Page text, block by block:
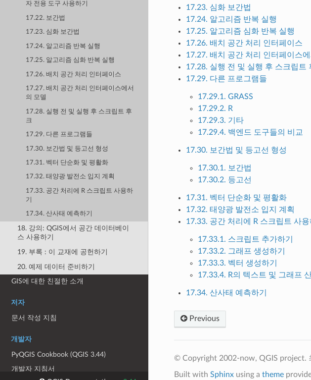
자 전용 도구 사용하기
17.22. 보간법
17.23. 심화 보간법
17.24. 알고리즘 반복 실행
17.25. 알고리즘 심화 반복 실행
17.26. 배치 공간 처리 인터페이스
17.27. 배치 공간 처리 인터페이스에서
의 모델
17.28. 실행 전 및 실행 후 스크립트 후
크
17.29. 다른 프로그램들
17.30. 보간법 및 등고선 형성
17.31. 벡터 단순화 및 평활화
17.32. 태양광 발전소 입지 계획
17.33. 공간 처리에 R 스크립트 사용하
기
17.34. 산사태 예측하기
18. 강의: QGIS에서 공간 데이터베이
스 사용하기
19. 부록 : 이 교재에 공헌하기
20. 예제 데이터 준비하기
GIS에 대한 친절한 소개
저자
문서 작성 지침
개발자
PyQGIS Cookbook (QGIS 3.44)
개발자 지침서
17.23. 심화 보간법
17.24. 알고리즘 반복 실행
17.25. 알고리즘 심화 반복 실행
17.26. 배치 공간 처리 인터페이스
17.27. 배치 공간 처리 인터페이스
17.28. 실행 전 및 실행 후 스크립트
17.29. 다른 프로그램들
17.29.1. GRASS
17.29.2. R
17.29.3. 기타
17.29.4. 백엔드 도구들의 비교
17.30. 보간법 및 등고선 형성
17.30.1. 보간법
17.30.2. 등고선
17.31. 벡터 단순화 및 평활화
17.32. 태양광 발전소 입지 계획
17.33. 공간 처리에 R 스크립트 사용
17.33.1. 스크립트 추가하기
17.33.2. 그래프 생성하기
17.33.3. 벡터 생성하기
17.33.4. R의 텍스트 및 그래프
17.34. 산사태 예측하기
Previous
© Copyright 2002-now, QGIS project.
Built with Sphinxusing a theme